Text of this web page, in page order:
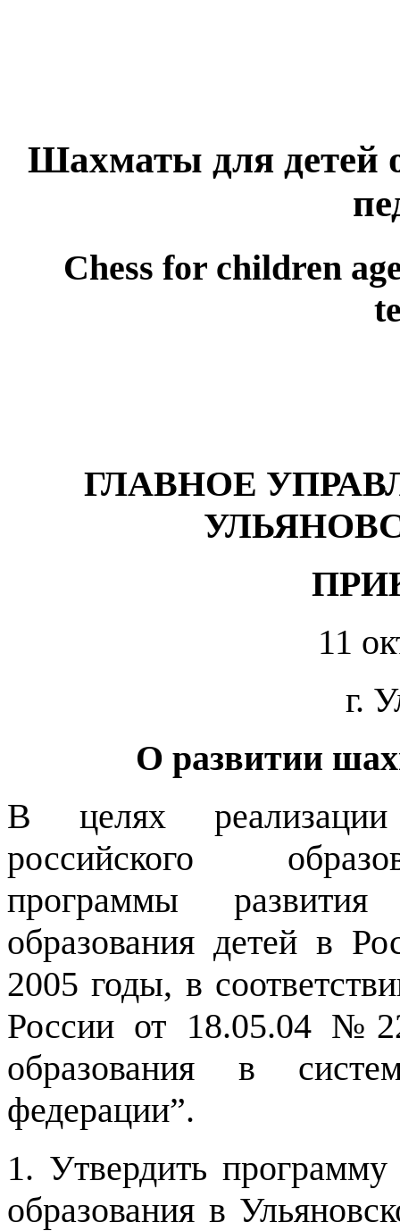
Шахматы для детей
Chess for children
ГЛАВНОЕ
11
г.
О развитии
В целях реализации
российского
программы развития
образования детей в
2005 годы, в
России от 18.05.04
образования в
федерации”.
1. Утвердить
образования в